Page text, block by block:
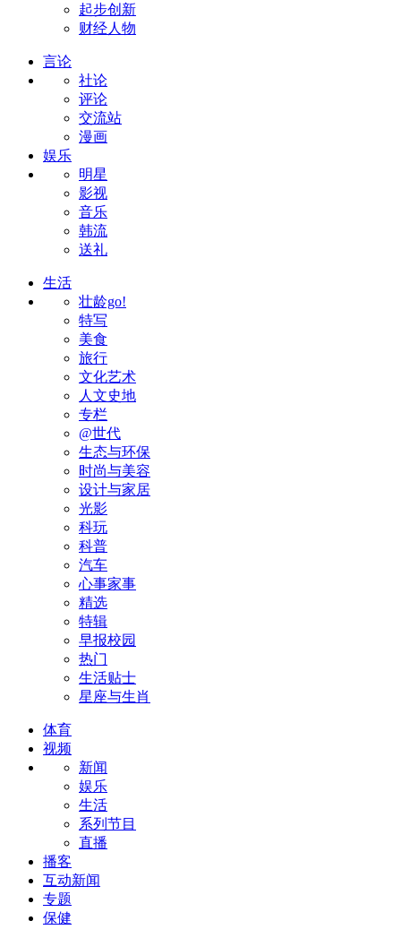
起步创新
财经人物
言论
社论
评论
交流站
漫画
娱乐
明星
影视
音乐
韩流
送礼
生活
壮龄go!
特写
美食
旅行
文化艺术
人文史地
专栏
@世代
生态与环保
时尚与美容
设计与家居
光影
科玩
科普
汽车
心事家事
精选
特辑
早报校园
热门
生活贴士
星座与生肖
体育
视频
新闻
娱乐
生活
系列节目
直播
播客
互动新闻
专题
保健